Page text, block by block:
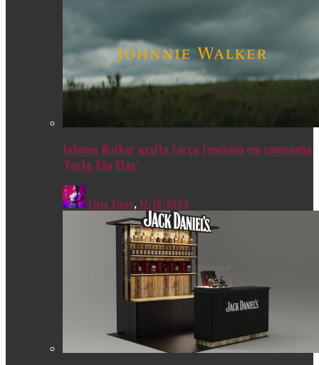
Johnnie Walker exalta força feminina em campanha
‘Forte São Elas’
Livia Alves,17/12/2024